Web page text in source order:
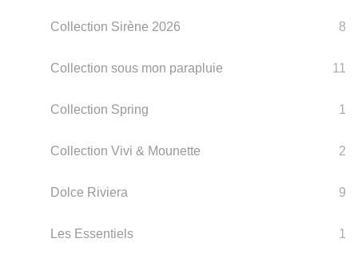
Collection Sirène 2026 8
Collection sous mon parapluie 11
Collection Spring 1
Collection Vivi & Mounette 2
Dolce Riviera 9
Les Essentiels 1